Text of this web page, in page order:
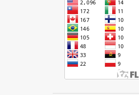
CRIOULO HAITIANO
CURSIVA DEMOCRÁTICA
DESENVOLVIMENTO
DINHEIRO DISCUSSÃO